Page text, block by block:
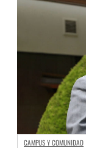
CAMPUS Y COMUNIDAD